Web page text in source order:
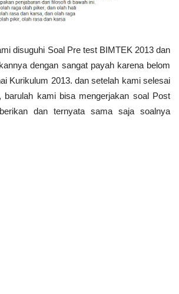
disuguhi Soal Pre test BIMTEK 2013 dan
dengan sangat payah karena belom
Kurikulum 2013. dan setelah kami selesai
barulah kami bisa mengerjakan soal Post
dan ternyata sama saja soalnya